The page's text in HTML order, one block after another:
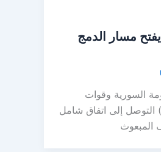
مسار الدمج
السورية وقوات
التوصل إلى اتفاق شامل
المبعوث